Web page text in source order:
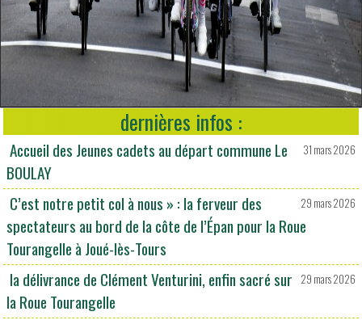
dernières infos :
31 mars 2026
Accueil des Jeunes cadets au départ commune Le
BOULAY
29 mars 2026
C’est notre petit col à nous » : la ferveur des
spectateurs au bord de la côte de l’Épan pour la Roue
Tourangelle à Joué-lès-Tours
29 mars 2026
la délivrance de Clément Venturini, enfin sacré sur
la Roue Tourangelle